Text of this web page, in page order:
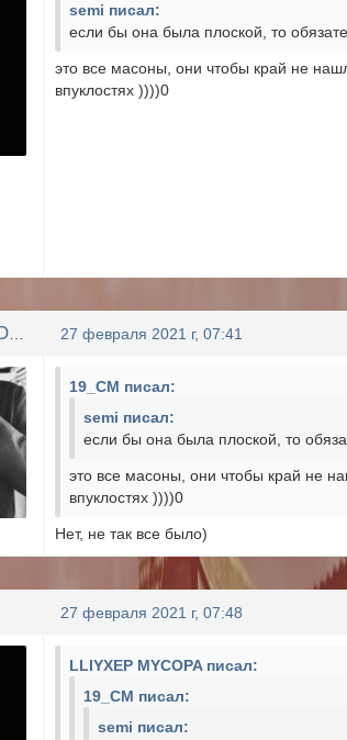
semi писал:
если бы она была плоской, то
это все масоны, они чтобы край не
впуклостях ))))0
27 февраля 2021 г, 07:41
19_CM писал:
semi писал:
если бы она была плоской, то
это все масоны, они чтобы край не
впуклостях ))))0
Нет, не так все было)
27 февраля 2021 г, 07:48
LLIYXEP MYCOPA писал:
19_CM писал:
semi писал: